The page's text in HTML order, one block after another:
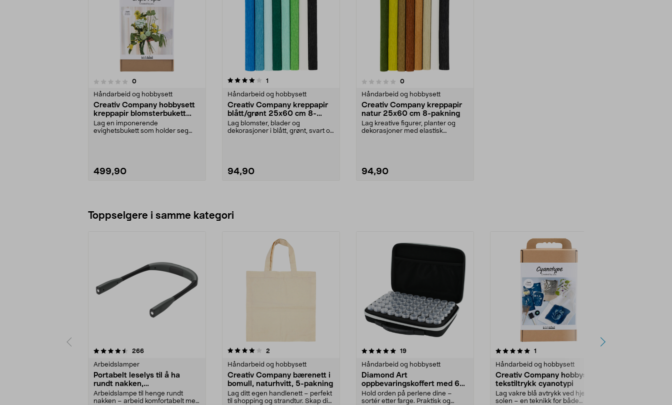
0anmeldelser
Håndarbeid og hobbysett
Creativ Company hobbysett
kreppapir blomsterbukett
grønn
Lag en imponerende
evighetsbukett som holder seg
499,90
4.0av 5 stjerner 1
Håndarbeid og hobbysett
Creativ Company kreppapir
blått/grønt 25x60 cm 8-
pakning
Lag blomster, blader og
dekorasjoner i blått, grønt, svart og
94,90
0.0 av 5 stjerner 0anmeldelser
Håndarbeid og hobbysett
Creativ Company kreppapir
natur 25x60 cm 8-pakning
Lag kreative figurer, planter og
dekorasjoner med elastisk
94,90
Toppselgere i samme kategori
266anmeldelser
Arbeidslamper
Portabelt leselys til å ha
rundt nakken,
håndarbeidslampe
Arbeidslampe til henge rundt
nakken – arbeid komfortabelt med
4.0 av 5 stjerner 2
Håndarbeid og hobbysett
Creativ Company bærenett i
bomull, naturhvitt, 5-pakning
Lag ditt egen handlenett – perfekt
til shopping og strandtur. Skap ditt
5.0 av 5 stjerner 19anmeldelser
Håndarbeid og hobbysett
Diamond Art
oppbevaringskoffert med 60
bokser
Hold orden på perlene dine –
sortér etter farge. Praktisk og
5.0 av 5 stjerner 1
Håndarbeid og hobbysett
Creativ Company hobbysett
tekstiltrykk cyanotypi
Lag vakre blå avtrykk ved hjelp av
solen – en teknikk for både
3.5 av 5 stjerner